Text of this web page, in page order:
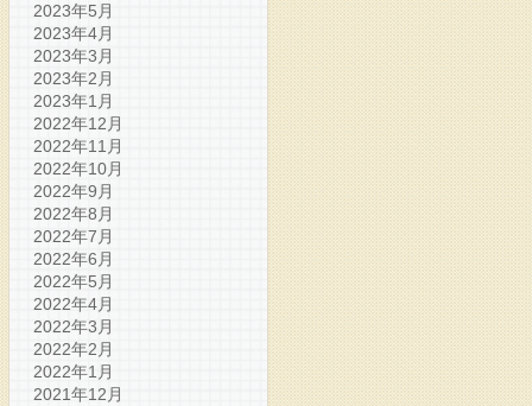
2023年5月
2023年4月
2023年3月
2023年2月
2023年1月
2022年12月
2022年11月
2022年10月
2022年9月
2022年8月
2022年7月
2022年6月
2022年5月
2022年4月
2022年3月
2022年2月
2022年1月
2021年12月